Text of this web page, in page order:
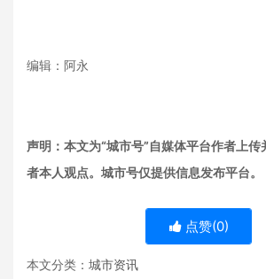
编辑：阿永
声明：本文为“城市号”自媒体平台作者上
者本人观点。城市号仅提供信息发布平台。
点赞(0)
本文分类： 城市资讯